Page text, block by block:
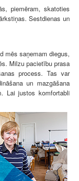
piemēram, skatoties
Sestdienas un
mēs saņemam diegus,
Milzu pacietību prasa
process. Tas var
un mazgāšana
Lai justos komfortabli